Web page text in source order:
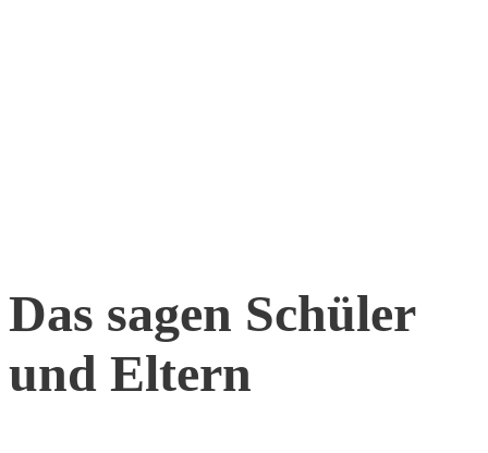
Das sagen Schüler
und Eltern